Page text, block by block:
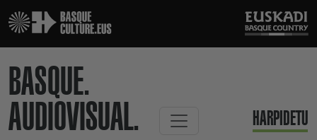
BASQUE.
AUDIOVISUAL.
HARPIDETU